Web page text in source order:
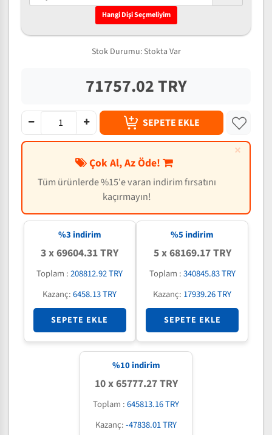
Hangi Dişi Seçmeliyim
Stok Durumu: Stokta Var
71757.02 TRY
SEPETE EKLE
×
Çok Al, Az Öde!
Tüm ürünlerde %15'e varan indirim fırsatını
kaçırmayın!
%3 indirim
3 x 69604.31 TRY
Toplam :208812.92 TRY
Kazanç:6458.13 TRY
SEPETE EKLE
%5 indirim
5 x 68169.17 TRY
Toplam :340845.83 TRY
Kazanç: 17939.26 TRY
SEPETE EKLE
%10indirim
10 x 65777.27 TRY
Toplam :645813.16 TRY
Kazanç:-47838.01 TRY